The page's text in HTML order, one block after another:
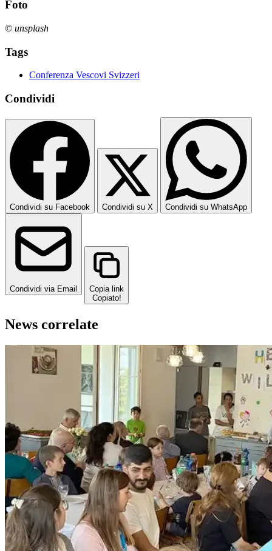
Foto
© unsplash
Tags
Conferenza Vescovi Svizzeri
Condividi
Condividi su Facebook Condividi su X Condividi su WhatsApp
Condividi via Email
Copia link
Copiato!
News correlate